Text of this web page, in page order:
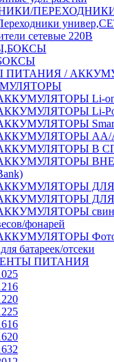
сетевые 220В
ПИТАНИЯ /
Li-
Li-
Smart
АА/
В
фонарей
батареек/отсеки
ПИТАНИЯ